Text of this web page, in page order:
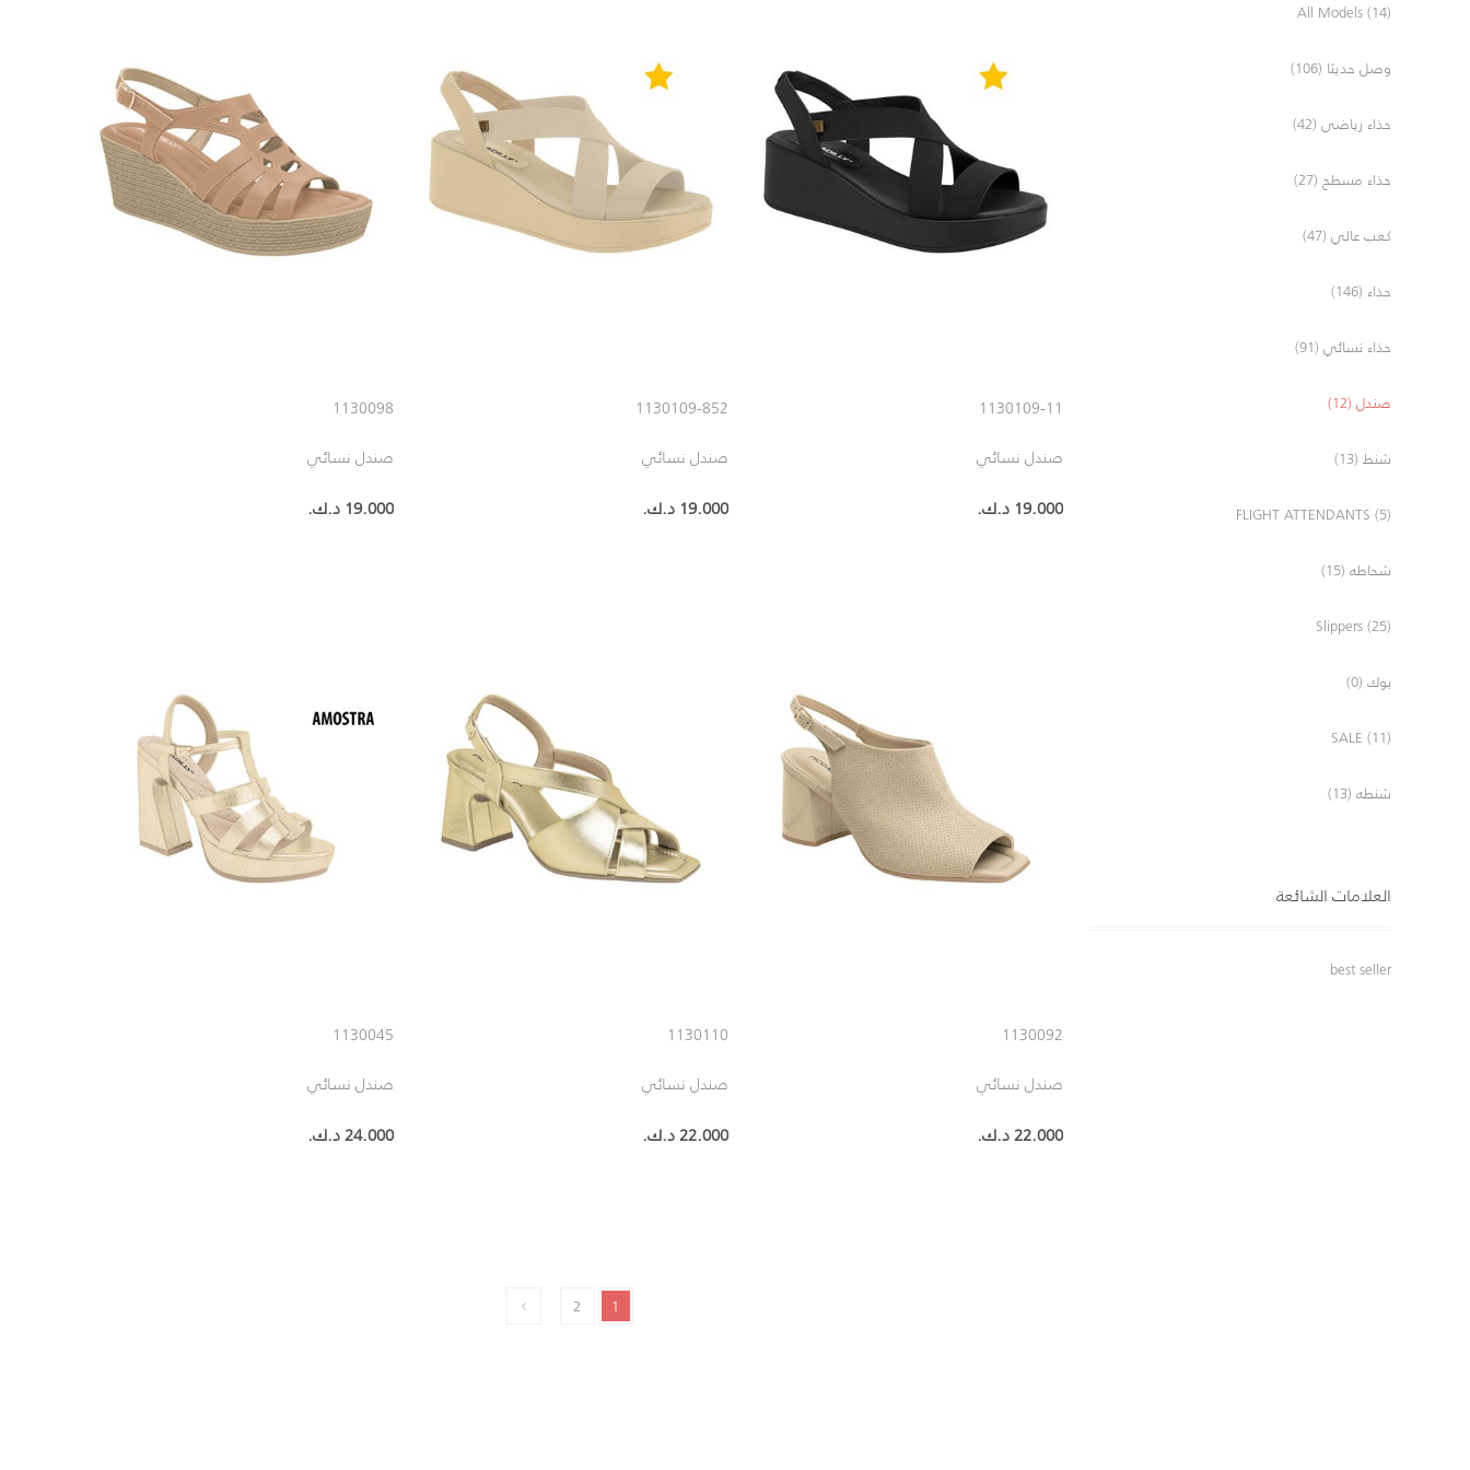
1130109-11
صندل نسائي
19.000 د.ك.‏
1130109-852
صندل نسائي
19.000 د.ك.‏
1130098
صندل نسائي
19.000 د.ك.‏
1130092
صندل نسائي
22.000 د.ك.‏
1130110
صندل نسائي
22.000 د.ك.‏
1130045
صندل نسائي
24.000 د.ك.‏
1
2
All Models (14)
وصل حديثا (106)
حذاء رياضى (42)
حذاء مسطح (27)
كعب عالي (47)
حذاء (146)
حذاء نسائي (91)
صندل (12)
شنط (13)
FLIGHT ATTENDANTS (5)
شحاطه (15)
Slippers (25)
بوك (0)
SALE (11)
شنطه (13)
العلامات الشائعة
best seller